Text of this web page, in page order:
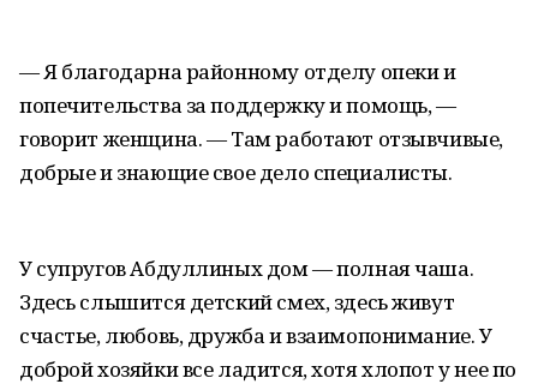
— Я благодарна районному отделу опеки и
попечительства за поддержку и помощь, —
говорит женщина. — Там работают отзывчивые,
добрые и знающие свое дело специалисты.
У супругов Абдуллиных дом — полная чаша.
Здесь слышится детский смех, здесь живут
счастье, любовь, дружба и взаимопонимание. У
доброй хозяйки все ладится, хотя хлопот у нее по